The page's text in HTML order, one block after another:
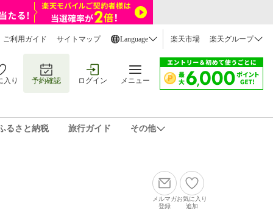
ご利用ガイド サイトマップ Language 楽天市場 楽天グループ
入り 予約確認 ログイン メニュー
るさと納税 旅行ガイド その他
メルマガ
登録
お気に入り
追加